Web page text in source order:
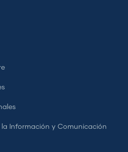
la Información y Comunicación